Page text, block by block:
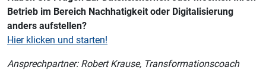
Betrieb im Bereich Nachhatigkeit oder Digitalisierung
anders aufstellen?
Hier klicken und starten!
Ansprechpartner: Robert Krause, Transformationscoach